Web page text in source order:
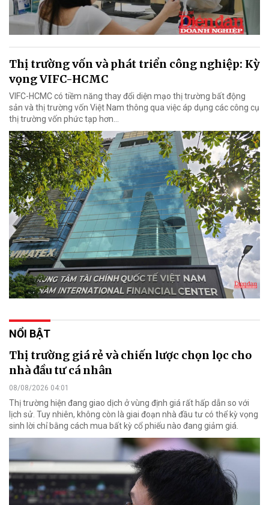
Thị trường vốn và phát triển công nghiệp: Kỳ
vọng VIFC-HCMC
VIFC-HCMC có tiềm năng thay đổi diện mạo thị trường bất động
sản và thị trường vốn Việt Nam thông qua việc áp dụng các công cụ
thị trường vốn phức tạp hơn...
NỔI BẬT
Thị trường giá rẻ và chiến lược chọn lọc cho
nhà đầu tư cá nhân
08/08/2026 04:01
Thị trường hiện đang giao dịch ở vùng định giá rất hấp dẫn so với
lịch sử. Tuy nhiên, không còn là giai đoạn nhà đầu tư có thể kỳ vọng
sinh lời chỉ bằng cách mua bất kỳ cổ phiếu nào đang giảm giá.